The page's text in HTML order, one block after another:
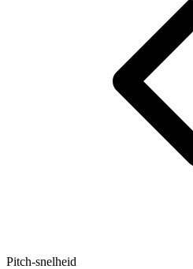
Pitch-snelheid